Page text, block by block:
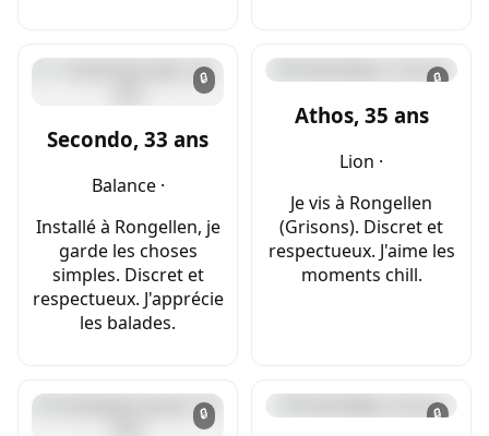
🔒
Secondo, 33 ans
Balance ·
Installé à Rongellen, je
garde les choses
simples. Discret et
respectueux. J'apprécie
les balades.
🔒
Athos, 35 ans
Lion ·
Je vis à Rongellen
(Grisons). Discret et
respectueux. J'aime les
moments chill.
🔒 🔒